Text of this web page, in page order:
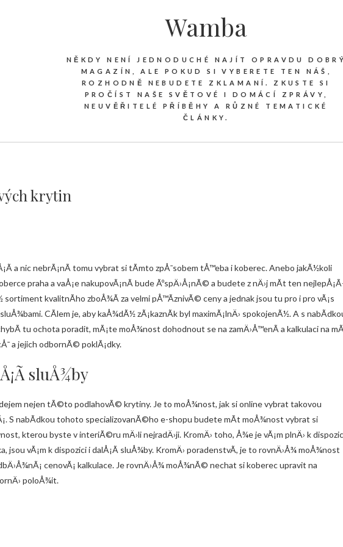
Wamba
NĚKDY NENÍ JEDNODUCHÉ NAJÍT OPRAVDU
MAGAZÍN, ALE POKUD SI VYBERETE TEN NÁŠ,
ROZHODNĚ NEBUDETE ZKLAMANÍ. ZKUSTE SI
PROČÍST NAŠE SVĚTOVÉ I DOMÁCÍ ZPRÁVY,
NEUVĚŘITELÉ PŘÍBĚHY A RŮZNÉ TEMATICKÉ
ČLÁNKY.
krytin
a nic nebrÃ¡nÃ­ tomu vybrat si tÃ­mto zpÅ¯sobem tÅ™eba i koberec. Anebo jakÃ½koli
praha a vaÅ¡e nakupovÃ¡nÃ­ bude ÃºspÄ›Å¡nÃ© a budete z nÄ›j mÃ­t ten
sortiment kvalitnÃ­ho zboÅ¾Ã­ za velmi pÅ™Ã­znivÃ© ceny a jednak jsou tu pro i pro vÃ¡s
CÃ­lem je, aby kaÅ¾dÃ½ zÃ¡kaznÃ­k byl maximÃ¡lnÄ› spokojenÃ½. A s
tu ochota poradit, mÃ¡te moÅ¾nost dohodnout se na zamÄ›Å™enÃ­ a kalkulaci na
a jejich odbornÃ© poklÃ¡dky.
sluÅ¾by
nejen tÃ©to podlahovÃ© krytiny. Je to moÅ¾nost, jak si online vybrat takovou
S nabÃ­dkou tohoto specializovanÃ©ho e-shopu budete mÃ­t moÅ¾nost vybrat si
kterou byste v interiÃ©ru mÄ›li nejradÄ›ji. KromÄ› toho, Å¾e je vÃ¡m plnÄ› k
jsou vÃ¡m k dispozici i dalÅ¡Ã­ sluÅ¾by. KromÄ› poradenstvÃ­, je to rovnÄ›Å¾ moÅ¾nost
cenovÃ¡ kalkulace. Je rovnÄ›Å¾ moÅ¾nÃ© nechat si koberec upravit na
poloÅ¾it.